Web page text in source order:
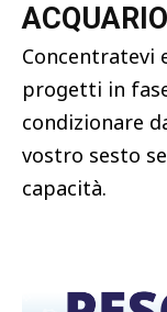
ACQUARIO
Concentratevi
progetti in
condizionare
vostro sesto
capacità.